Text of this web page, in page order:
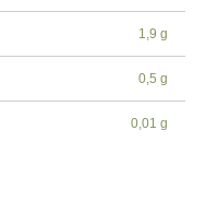
1,9 g
0,5 g
0,01 g